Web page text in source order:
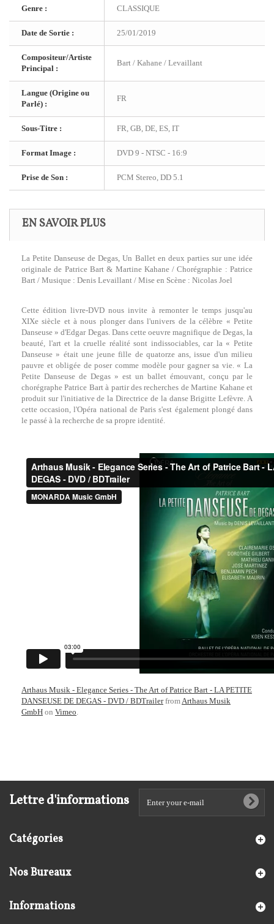
Genre : CLASSIQUE
Date de Sortie : 25/01/2019
Compositeur/Artiste
Principal :
Bart / Kahane / Levaillant
Langue (Origine ou
Parlé) :
FR
Sous-Titre : FR, GB, DE, ES, IT
Format Image : DVD 9 - NTSC - 16:9
Prise de Son : PCM Stereo, DD 5.1
EN SAVOIR PLUS
La Petite Danseuse de Degas, Un Ballet en deux parties sur une idée
originale de Patrice Bart & Martine Kahane / Chorégraphie : Patrice
Bart / Musique : Denis Levaillant / Mise en Scène : Nicolas Joel
Cette édition livre-DVD nous invite à remonter le temps jusqu'au
XIXe siècle et à nous plonger dans l'univers de la célèbre « Petite
Danseuse » d'Edgar Degas. Dans cette oeuvre magnifique de Degas, la
beauté, l'art et la cruelle réalité sont indissociables, car la « Petite
Danseuse » était une jeune fille de quatorze ans, issue d'un milieu
pauvre et obligée de poser comme modèle pour gagner sa vie. « La
Petite Danseuse de Degas » est un ballet émouvant, conçu par le
chorégraphe Patrice Bart à partir des recherches de Martine Kahane et
produit sur l'initiative de la Directrice de la danse Brigitte Lefèvre. A
cette occasion, l'Opéra national de Paris s'est également plongé dans
le passé à la recherche de sa propre identité.
Arthaus Musik - Elegance Series - The Art of Patrice Bart - LA PETITE
DANSEUSE DE DEGAS - DVD / BDTrailerfromArthaus Musik
GmbH on Vimeo.
Lettre d'informations
Catégories
Nos Bureaux
Informations